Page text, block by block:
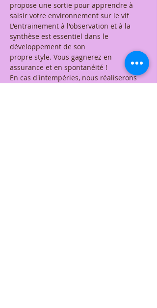
propose une sortie pour apprendre à
saisir votre environnement sur le vif
L'entrainement à l'observation et à la
synthèse est essentiel dans le
développement de son
propre style. Vous gagnerez en
assurance et en spontanéité !
En cas d'intempéries, nous réaliserons